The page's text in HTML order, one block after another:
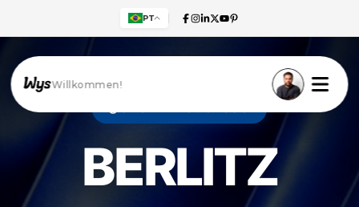
PT
Willkommen!
BERLITZ